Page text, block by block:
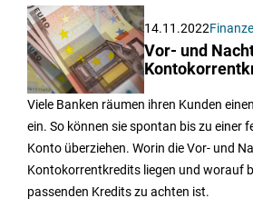
14.11.2022
Vor- und
Viele Banken räumen ihren Kunden
ein. So können sie spontan bis zu einer
Konto überziehen. Worin die Vor- und
Kontokorrentkredits liegen und worauf
passenden Kredits zu achten ist.